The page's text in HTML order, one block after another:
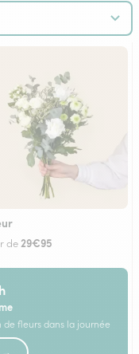
de29€95
fleurs dans la journée